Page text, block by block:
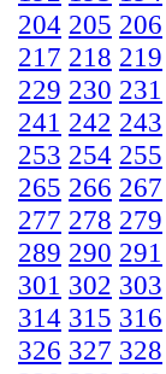
204 205 206
217 218 219
229 230 231
241 242 243
253 254 255
265 266 267
277 278 279
289 290 291
301 302 303
314 315 316
326 327 328